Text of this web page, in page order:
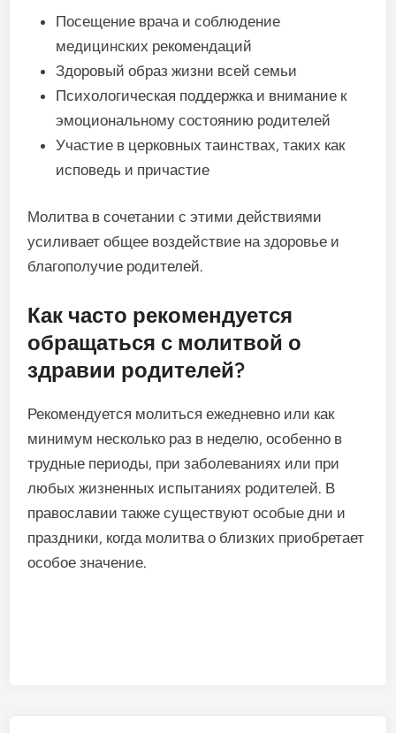
Посещение врача и соблюдение
медицинских рекомендаций
Здоровый образ жизни всей семьи
Психологическая поддержка и внимание к
эмоциональному состоянию родителей
Участие в церковных таинствах, таких как
исповедь и причастие
Молитва в сочетании с этими действиями
усиливает общее воздействие на здоровье и
благополучие родителей.
Как часто рекомендуется
обращаться с молитвой о
здравии родителей?
Рекомендуется молиться ежедневно или как
минимум несколько раз в неделю, особенно в
трудные периоды, при заболеваниях или при
любых жизненных испытаниях родителей. В
православии также существуют особые дни и
праздники, когда молитва о близких приобретает
особое значение.